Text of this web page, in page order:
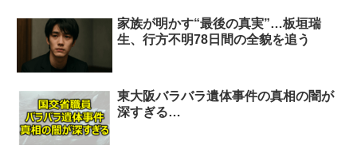
家族が明かす“最後の真実”…板垣瑞
生、行方不明78日間の全貌を追う
東大阪バラバラ遺体事件の真相の闇が
深すぎる…